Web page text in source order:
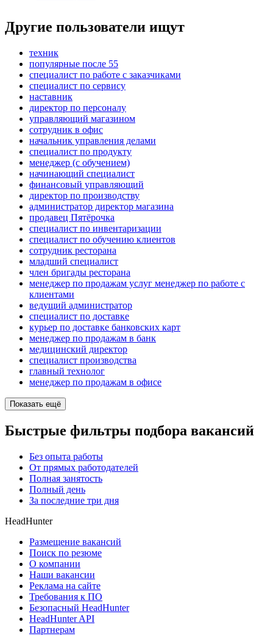
Другие пользователи ищут
техник
популярные после 55
специалист по работе с заказчиками
специалист по сервису
наставник
директор по персоналу
управляющий магазином
сотрудник в офис
начальник управления делами
специалист по продукту
менеджер (с обучением)
начинающий специалист
финансовый управляющий
директор по производству
администратор директор магазина
продавец Пятёрочка
специалист по инвентаризации
специалист по обучению клиентов
сотрудник ресторана
младший специалист
член бригады ресторана
менеджер по продажам услуг менеджер по работе с
клиентами
ведущий администратор
специалист по доставке
курьер по доставке банковских карт
менеджер по продажам в банк
медицинский директор
специалист производства
главный технолог
менеджер по продажам в офисе
Показать ещё
Быстрые фильтры подбора вакансий
Без опыта работы
От прямых работодателей
Полная занятость
Полный день
За последние три дня
HeadHunter
Размещение вакансий
Поиск по резюме
О компании
Наши вакансии
Реклама на сайте
Требования к ПО
Безопасный HeadHunter
HeadHunter API
Партнерам